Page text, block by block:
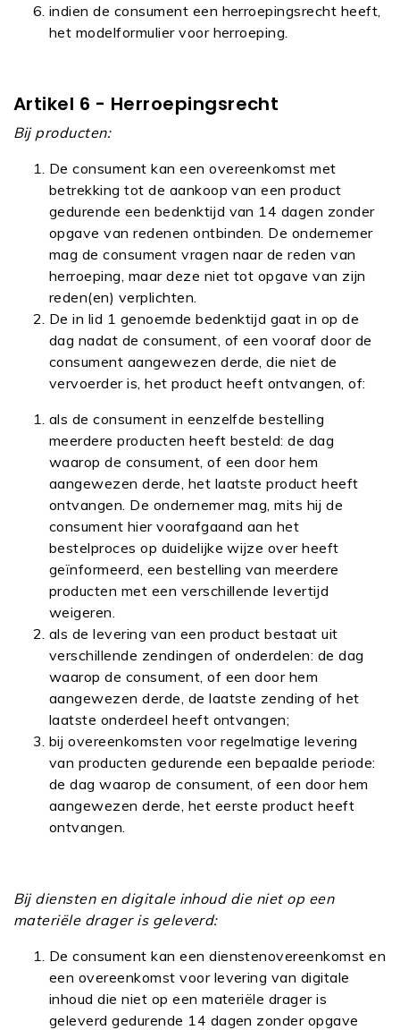
indien de consument een herroepingsrecht heeft,
het modelformulier voor herroeping.
Artikel 6 - Herroepingsrecht
Bij producten:
De consument kan een overeenkomst met
betrekking tot de aankoop van een product
gedurende een bedenktijd van 14 dagen zonder
opgave van redenen ontbinden. De ondernemer
mag de consument vragen naar de reden van
herroeping, maar deze niet tot opgave van zijn
reden(en) verplichten.
De in lid 1 genoemde bedenktijd gaat in op de
dag nadat de consument, of een vooraf door de
consument aangewezen derde, die niet de
vervoerder is, het product heeft ontvangen, of:
als de consument in eenzelfde bestelling
meerdere producten heeft besteld: de dag
waarop de consument, of een door hem
aangewezen derde, het laatste product heeft
ontvangen. De ondernemer mag, mits hij de
consument hier voorafgaand aan het
bestelproces op duidelijke wijze over heeft
geïnformeerd, een bestelling van meerdere
producten met een verschillende levertijd
weigeren.
als de levering van een product bestaat uit
verschillende zendingen of onderdelen: de dag
waarop de consument, of een door hem
aangewezen derde, de laatste zending of het
laatste onderdeel heeft ontvangen;
bij overeenkomsten voor regelmatige levering
van producten gedurende een bepaalde periode:
de dag waarop de consument, of een door hem
aangewezen derde, het eerste product heeft
ontvangen.
Bij diensten en digitale inhoud die niet op een
materiële drager is geleverd:
De consument kan een dienstenovereenkomst en
een overeenkomst voor levering van digitale
inhoud die niet op een materiële drager is
geleverd gedurende 14 dagen zonder opgave